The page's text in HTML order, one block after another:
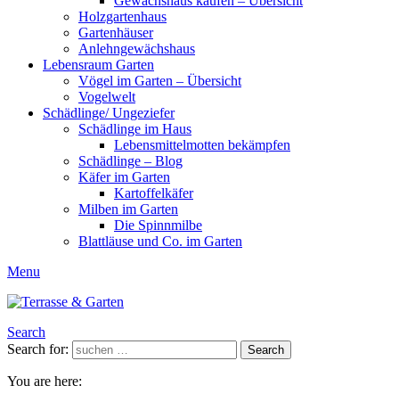
Holzgartenhaus
Gartenhäuser
Anlehngewächshaus
Lebensraum Garten
Vögel im Garten – Übersicht
Vogelwelt
Schädlinge/ Ungeziefer
Schädlinge im Haus
Lebensmittelmotten bekämpfen
Schädlinge – Blog
Käfer im Garten
Kartoffelkäfer
Milben im Garten
Die Spinnmilbe
Blattläuse und Co. im Garten
Menu
Search
Search for:
Search
You are here: